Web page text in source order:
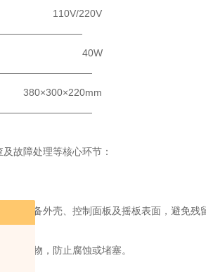
故障处理等核心环节：
拭设备外壳、控制面板及摇板表面，避免残
残留物，防止腐蚀或堵塞。